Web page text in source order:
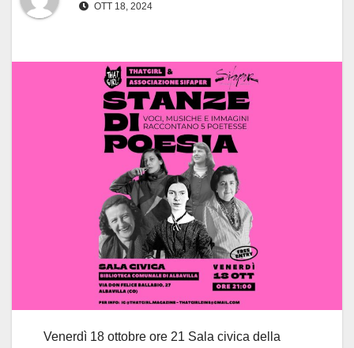
OTT 18, 2024
Venerdì 18 ottobre ore 21 Sala civica della